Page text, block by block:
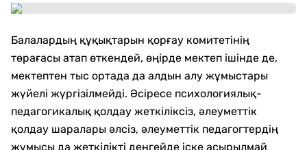
Балалардың құқықтарын қорғау комитетінің
төрағасы атап өткендей, өңірде мектеп ішінде де,
мектептен тыс ортада да алдын алу жұмыстары
жүйелі жүргізілмейді. Әсіресе психологиялық-
педагогикалық қолдау жеткіліксіз, әлеуметтік
қолдау шаралары әлсіз, әлеуметтік педагогтердің
жұмысы да жеткілікті деңгейде іске асырылмай